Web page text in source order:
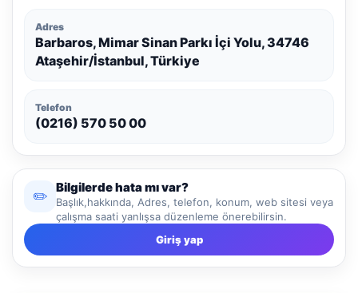
Adres
Barbaros, Mimar Sinan Parkı İçi Yolu, 34746
Ataşehir/İstanbul, Türkiye
Telefon
(0216) 570 50 00
✏️
Bilgilerde hata mı var?
Başlık,hakkında, Adres, telefon, konum, web sitesi veya
çalışma saati yanlışsa düzenleme önerebilirsin.
Giriş yap